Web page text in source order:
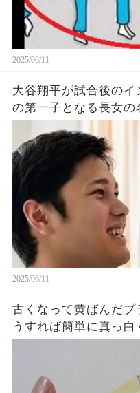
2025/06/11
大谷翔平が試合後のイ
の第一子となる長女の
題に！山本由伸や佐
2025/06/11
古くなって黄ばんだプ
うすれば簡単に真っ白